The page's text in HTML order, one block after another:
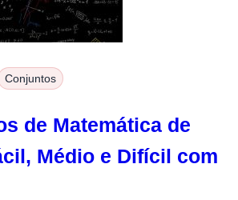
Conjuntos
de Matemática de
Médio e Difícil com